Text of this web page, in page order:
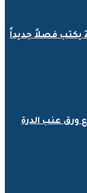
من #أميركا إلى العالم.. #مونديال_2026 يكتب فصلاً جديداً
ورق عنب الدرة